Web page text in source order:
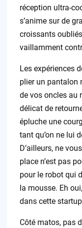
réception ultra-
s’anime sur de
croissants
vaillamment
Les expériences
plier un pantalon
de vos oncles au
délicat de
épluche une
tant qu’on ne lui
D’ailleurs, ne
place n’est pas
pour le robot qui
la mousse. Eh
dans cette
Côté matos, pas